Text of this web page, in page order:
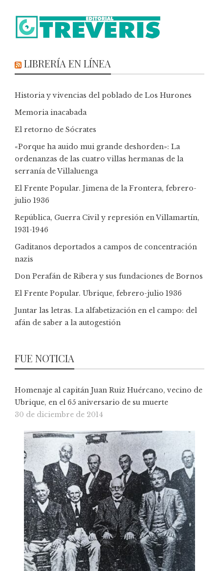
LIBRERÍA EN LÍNEA
Historia y vivencias del poblado de Los Hurones
Memoria inacabada
El retorno de Sócrates
«Porque ha auido mui grande deshorden»: La
ordenanzas de las cuatro villas hermanas de la
serranía de Villaluenga
El Frente Popular. Jimena de la Frontera, febrero-
julio 1936
República, Guerra Civil y represión en Villamartín,
1931-1946
Gaditanos deportados a campos de concentración
nazis
Don Perafán de Ribera y sus fundaciones de Bornos
El Frente Popular. Ubrique, febrero-julio 1936
Juntar las letras. La alfabetización en el campo: del
afán de saber a la autogestión
FUE NOTICIA
Homenaje al capitán Juan Ruiz Huércano, vecino de
Ubrique, en el 65 aniversario de su muerte
30 de diciembre de 2014